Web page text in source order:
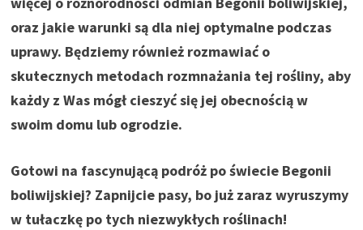
oraz jakie warunki są dla niej optymalne podczas
uprawy. Będziemy również rozmawiać o
skutecznych metodach rozmnażania tej rośliny, aby
każdy z Was mógł cieszyć się jej obecnością w
swoim domu lub ogrodzie.
Gotowi na fascynującą podróż po świecie Begonii
boliwijskiej? Zapnijcie pasy, bo już zaraz wyruszymy
w tułaczkę po tych niezwykłych roślinach!